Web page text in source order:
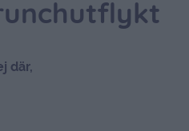
där,